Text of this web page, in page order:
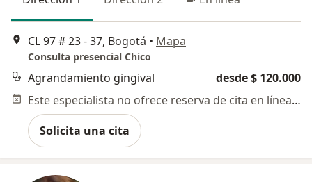
CL 97 # 23 - 37, Bogotá • Mapa
Consulta presencial Chico
Agrandamiento gingival
desde $ 120.000
Este especialista no ofrece reserva de cita en línea en esta dirección.
Solicita una cita